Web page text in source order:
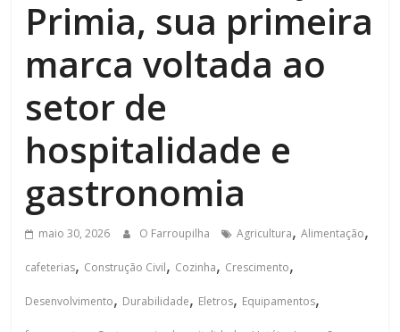
Primia, sua primeira
marca voltada ao
setor de
hospitalidade e
gastronomia
maio 30, 2026 O Farroupilha Agricultura,Alimentação,
cafeterias, Construção Civil, Cozinha, Crescimento,
Desenvolvimento, Durabilidade, Eletros, Equipamentos,